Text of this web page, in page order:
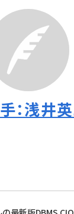
：浅井